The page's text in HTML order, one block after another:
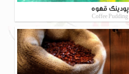
پودینگ قهوه
Coffee Pudding